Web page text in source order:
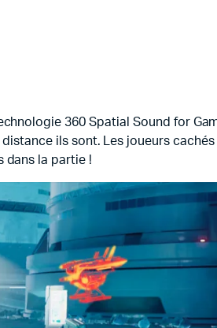
360 Spatial Sound for
ils sont. Les joueurs cachés
dans la partie !